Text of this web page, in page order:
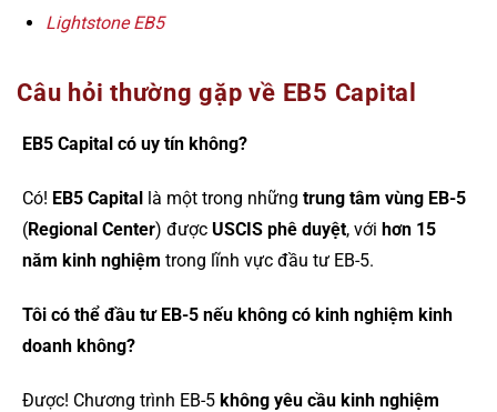
Lightstone EB5
Câu hỏi thường gặp về EB5 Capital
EB5 Capital có uy tín không?
Có! EB5 Capital là một trong những trung tâm vùng EB-5
(Regional Center) được USCIS phê duyệt, với hơn 15
năm kinh nghiệm trong lĩnh vực đầu tư EB-5.
Tôi có thể đầu tư EB-5 nếu không có kinh nghiệm kinh
doanh không?
Được! Chương trình EB-5 không yêu cầu kinh nghiệm